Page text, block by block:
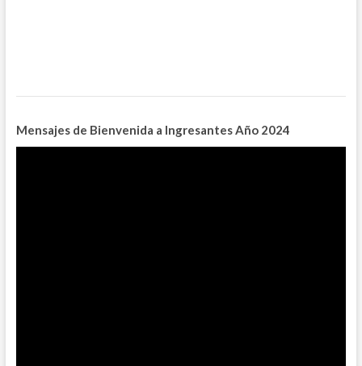
Mensajes de Bienvenida a IngresantesAño 2024